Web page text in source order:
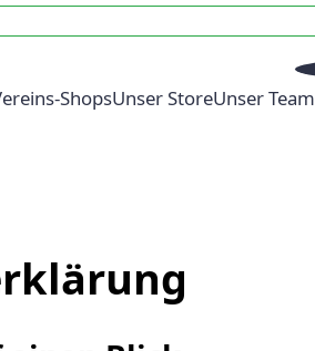
ShopsUnser StoreUnser Team